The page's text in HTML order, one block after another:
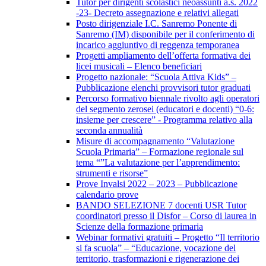
Tutor per dirigenti scolastici neoassunti a.s. 2022
-23- Decreto assegnazione e relativi allegati
Posto dirigenziale I.C. Sanremo Ponente di
Sanremo (IM) disponibile per il conferimento di
incarico aggiuntivo di reggenza temporanea
Progetti ampliamento dell’offerta formativa dei
licei musicali – Elenco beneficiari
Progetto nazionale: “Scuola Attiva Kids” –
Pubblicazione elenchi provvisori tutor graduati
Percorso formativo biennale rivolto agli operatori
del segmento zerosei (educatori e docenti) “0-6:
insieme per crescere” - Programma relativo alla
seconda annualità
Misure di accompagnamento “Valutazione
Scuola Primaria” – Formazione regionale sul
tema “”La valutazione per l’apprendimento:
strumenti e risorse”
Prove Invalsi 2022 – 2023 – Pubblicazione
calendario prove
BANDO SELEZIONE 7 docenti USR Tutor
coordinatori presso il Disfor – Corso di laurea in
Scienze della formazione primaria
Webinar formativi gratuiti – Progetto “Il territorio
si fa scuola” – “Educazione, vocazione del
territorio, trasformazioni e rigenerazione dei